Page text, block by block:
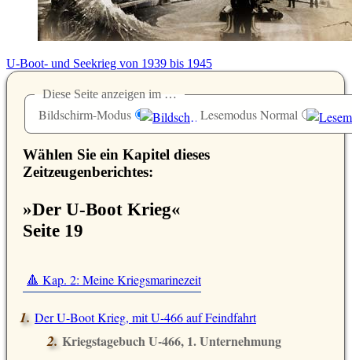
U-Boot- und Seekrieg von 1939 bis 1945
Diese Seite anzeigen im …
Bildschirm-Modus Lesemodus Normal
Wählen Sie ein Kapitel dieses
Zeitzeugenberichtes:
»Der U-Boot Krieg«
Seite 19
🔺 Kap. 2: Meine Kriegsmarinezeit
Der U-Boot Krieg, mit U-466 auf Feindfahrt
Kriegstagebuch U-466, 1. Unternehmung